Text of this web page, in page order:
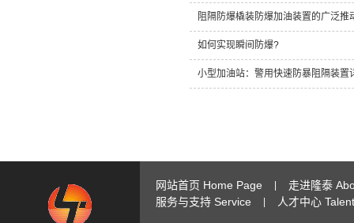
阻隔防爆橇装防爆加油装置的广泛
如何实现瞬间防爆?
小型加油站：警用快速防暴阻隔装置
网站首页 Home Page
走进隆泰
服务与支持 Service
人才中心